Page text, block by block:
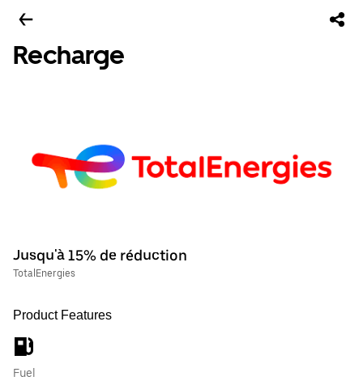
Recharge
Jusqu'à 15% de réduction
TotalEnergies
Product Features
Fuel